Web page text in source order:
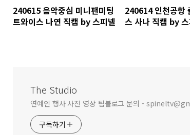
240615 음악중심 미니팬미팅
트와이스 나연 직캠 by 스피넬
240614 인천공항
스 사나 직캠 by
The Studio
연예인 행사 사진 영상 팀블로그 문의 -
구독하기